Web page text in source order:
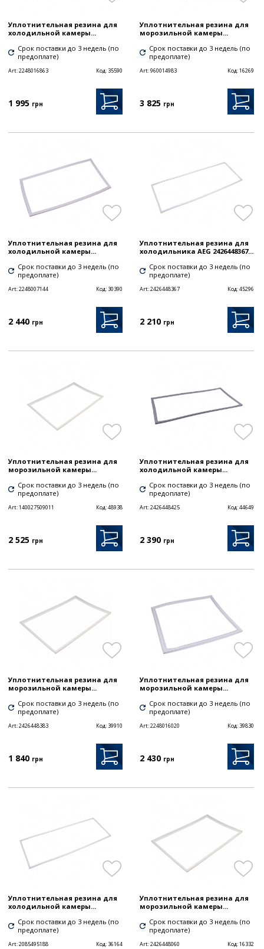
Уплотнительная резина для
холодильной камеры...
Срок поставки до 3 недель (по
предоплате)
Art:2248016863 Код: 35590
1 995 грн
Уплотнительная резина для
морозильной камеры...
Срок поставки до 3 недель (по
предоплате)
Art:960014983 Код:16269
3 825 грн
Уплотнительная резина для
холодильной камеры...
Срок поставки до 3 недель (по
предоплате)
Art:2248007144 Код: 30390
2 440 грн
Уплотнительная резина для
холодильника AEG 2426448367...
Срок поставки до 3 недель (по
предоплате)
Art:2426448367 Код:45296
2 210 грн
Уплотнительная резина для
морозильной камеры...
Срок поставки до 3 недель (по
предоплате)
Art:140027509011 Код:48938
2 525 грн
Уплотнительная резина для
холодильной камеры...
Срок поставки до 3 недель (по
предоплате)
Art:2426448425 Код:44649
2 390 грн
Уплотнительная резина для
морозильной камеры...
Срок поставки до 3 недель (по
предоплате)
Art:2426448383 Код: 39910
1 840 грн
Уплотнительная резина для
морозильной камеры...
Срок поставки до 3 недель (по
предоплате)
Art:2248016020 Код: 39830
2 430 грн
Уплотнительная резина для
холодильной камеры...
Срок поставки до 3 недель (по
предоплате)
Art:2085495188 Код: 36164
Уплотнительная резина для
морозильной камеры...
Срок поставки до 3 недель (по
предоплате)
Art:2426448060 Код:16332